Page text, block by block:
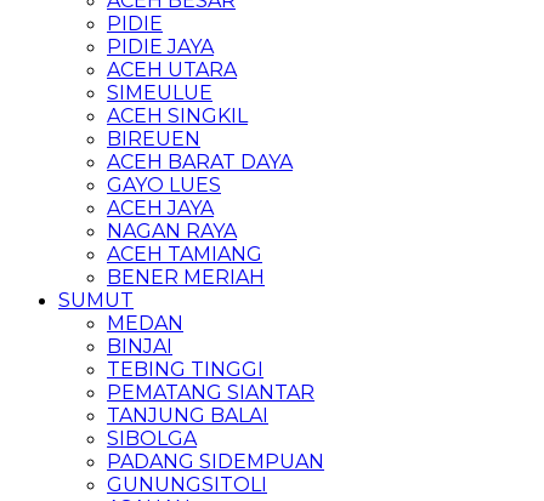
PIDIE
PIDIE JAYA
ACEH UTARA
SIMEULUE
ACEH SINGKIL
BIREUEN
ACEH BARAT DAYA
GAYO LUES
ACEH JAYA
NAGAN RAYA
ACEH TAMIANG
BENER MERIAH
SUMUT
MEDAN
BINJAI
TEBING TINGGI
PEMATANG SIANTAR
TANJUNG BALAI
SIBOLGA
PADANG SIDEMPUAN
GUNUNGSITOLI